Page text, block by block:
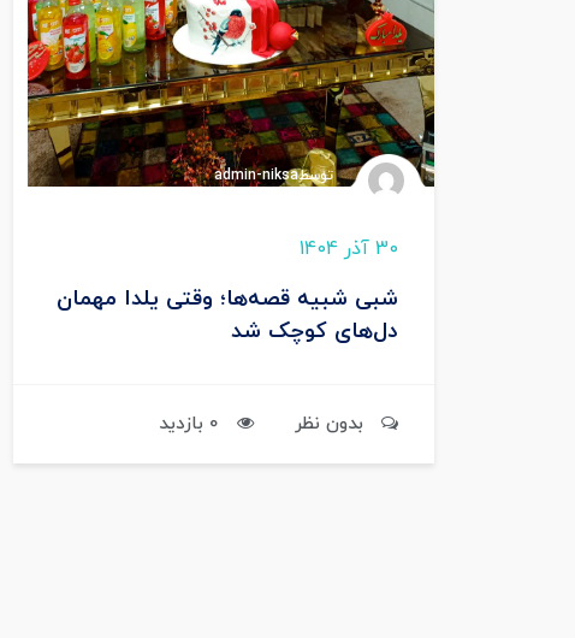
توسطadmin-niksa
30 آذر 1404
شبی شبیه قصه‌ها؛ وقتی یلدا مهمان
دل‌های کوچک شد
بدون نظر 0 بازدید